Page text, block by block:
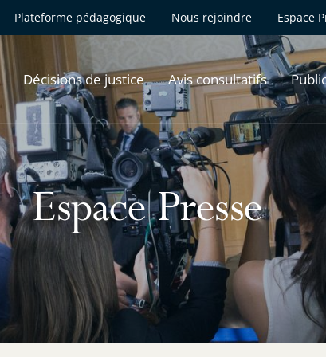
Plateforme pédagogique Nous rejoindre Espace
Décisions de justice Avis consultatifs
Espace Presse